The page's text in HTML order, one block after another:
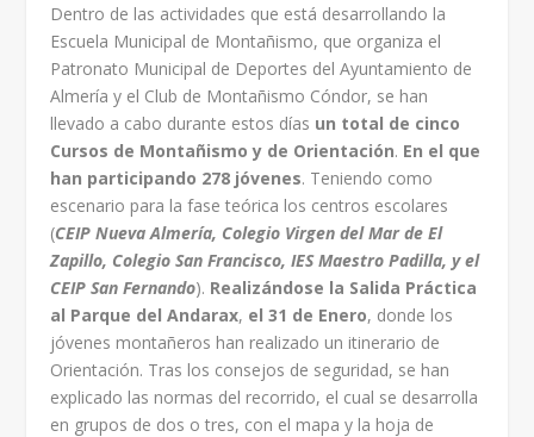
Dentro de las actividades que está desarrollando la
Escuela Municipal de Montañismo, que organiza el
Patronato Municipal de Deportes del Ayuntamiento de
Almería y el Club de Montañismo Cóndor, se han
llevado a cabo durante estos días un total de cinco
Cursos de Montañismo y de Orientación. En el que
han participando 278 jóvenes. Teniendo como
escenario para la fase teórica los centros escolares
(CEIP Nueva Almería, Colegio Virgen del Mar de El
Zapillo, Colegio San Francisco, IES Maestro Padilla, y el
CEIP San Fernando). Realizándose la Salida Práctica
al Parque del Andarax, el 31 de Enero, donde los
jóvenes montañeros han realizado un itinerario de
Orientación. Tras los consejos de seguridad, se han
explicado las normas del recorrido, el cual se desarrolla
en grupos de dos o tres, con el mapa y la hoja de